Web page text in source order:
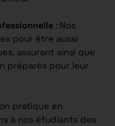
: Nos
pour être aussi
assurant ainsi que
préparés pour leur
pratique en
à nos étudiants des